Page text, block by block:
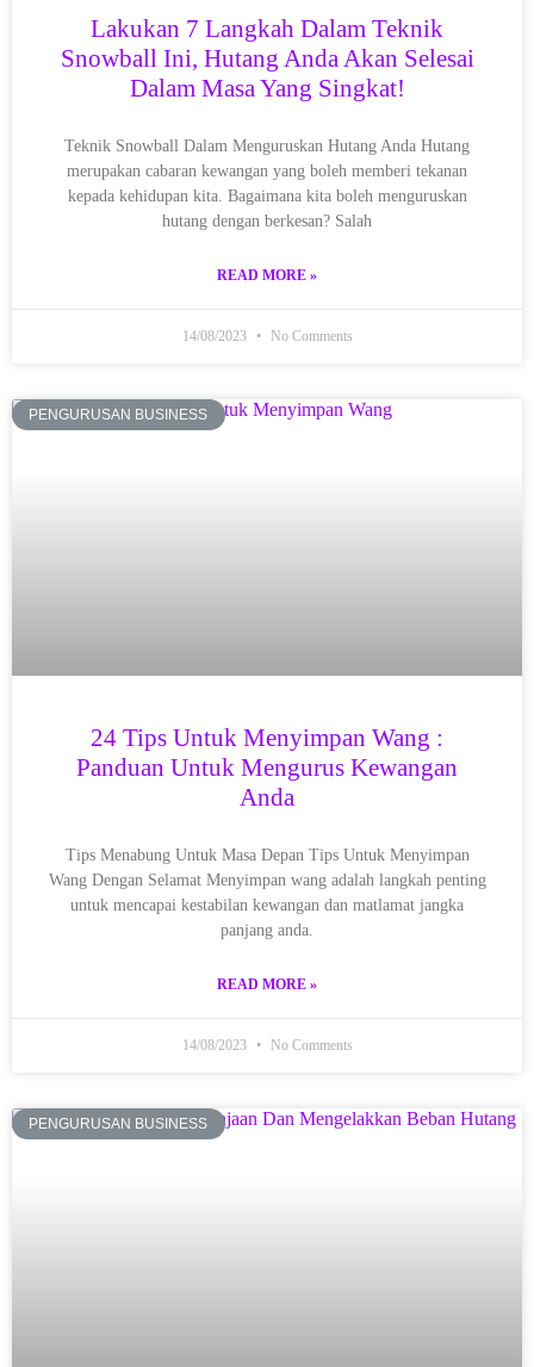
Lakukan 7 Langkah Dalam Teknik
Snowball Ini, Hutang Anda Akan Selesai
Dalam Masa Yang Singkat!
Teknik Snowball Dalam Menguruskan Hutang Anda Hutang
merupakan cabaran kewangan yang boleh memberi tekanan
kepada kehidupan kita. Bagaimana kita boleh menguruskan
hutang dengan berkesan? Salah
READ MORE »
14/08/2023 No Comments
PENGURUSAN BUSINESS
24 Tips Untuk Menyimpan Wang :
Panduan Untuk Mengurus Kewangan
Anda
Tips Menabung Untuk Masa Depan Tips Untuk Menyimpan
Wang Dengan Selamat Menyimpan wang adalah langkah penting
untuk mencapai kestabilan kewangan dan matlamat jangka
panjang anda.
READ MORE »
14/08/2023 No Comments
PENGURUSAN BUSINESS